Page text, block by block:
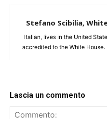
Stefano Scibilia,
Italian, lives in the United
accredited to the White
Lascia un commento